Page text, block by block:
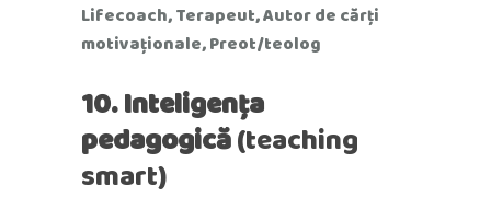
Lifecoach, Terapeut, Autor de cărți
motivaționale, Preot/teolog
10. Inteligența
pedagogică(teaching
smart)